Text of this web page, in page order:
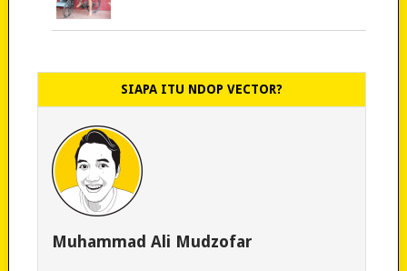
SIAPA ITU NDOP VECTOR?
Muhammad Ali Mudzofar